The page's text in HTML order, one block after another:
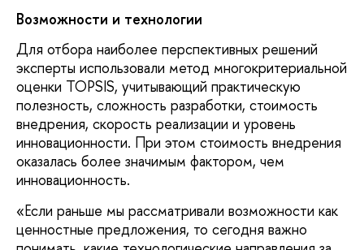
Возможности и технологии
Для отбора наиболее перспективных решений
эксперты использовали метод многокритериальной
оценки TOPSIS, учитывающий практическую
полезность, сложность разработки, стоимость
внедрения, скорость реализации и уровень
инновационности. При этом стоимость внедрения
оказалась более значимым фактором, чем
инновационность.
«Если раньше мы рассматривали возможности как
ценностные предложения, то сегодня важно